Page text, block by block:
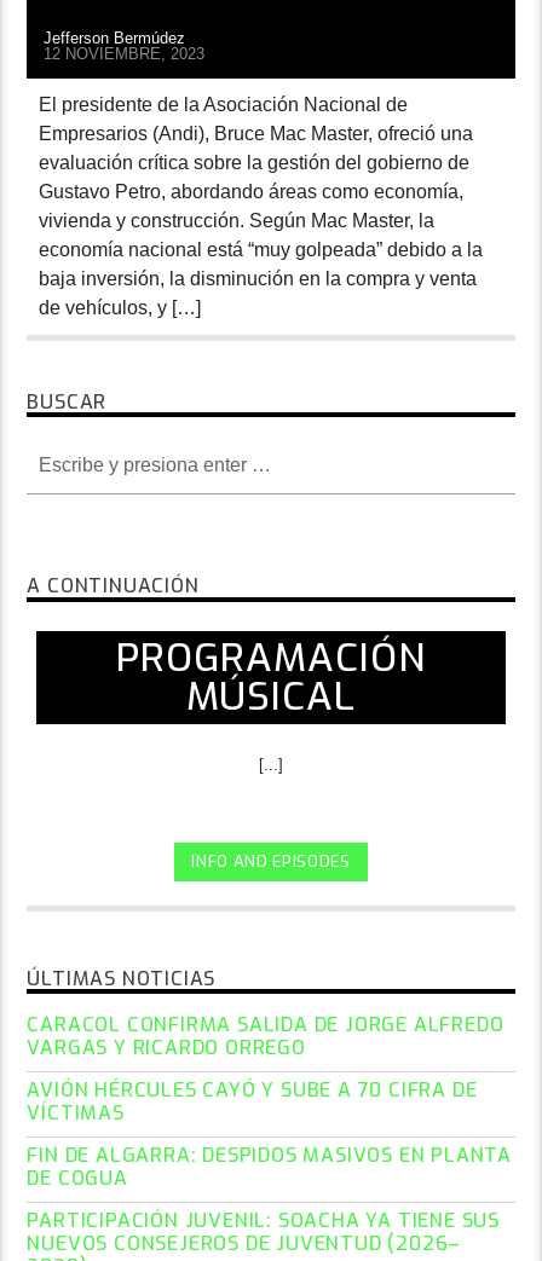
Jefferson Bermúdez
12 NOVIEMBRE, 2023
El presidente de la Asociación Nacional de
Empresarios (Andi), Bruce Mac Master, ofreció una
evaluación crítica sobre la gestión del gobierno de
Gustavo Petro, abordando áreas como economía,
vivienda y construcción. Según Mac Master, la
economía nacional está “muy golpeada” debido a la
baja inversión, la disminución en la compra y venta
de vehículos, y […]
BUSCAR
A CONTINUACIÓN
PROGRAMACIÓN
MÚSICAL
[...]
INFO AND EPISODES
ÚLTIMAS NOTICIAS
CARACOL CONFIRMA SALIDA DE JORGE ALFREDO
VARGAS Y RICARDO ORREGO
AVIÓN HÉRCULES CAYÓ Y SUBE A 70 CIFRA DE
VÍCTIMAS
FIN DE ALGARRA: DESPIDOS MASIVOS EN PLANTA
DE COGUA
PARTICIPACIÓN JUVENIL: SOACHA YA TIENE SUS
NUEVOS CONSEJEROS DE JUVENTUD (2026–